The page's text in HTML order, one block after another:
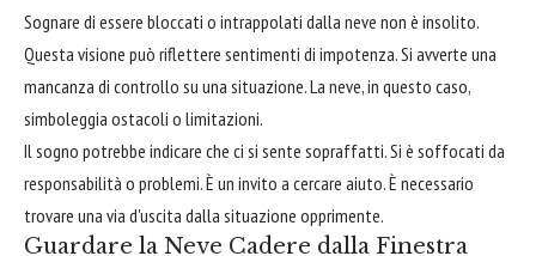
Sognare di essere bloccati o intrappolati dalla neve non è insolito.
Questa visione può riflettere sentimenti di impotenza. Si avverte una
mancanza di controllo su una situazione. La neve, in questo caso,
simboleggia ostacoli o limitazioni.
Il sogno potrebbe indicare che ci si sente sopraffatti. Si è soffocati da
responsabilità o problemi. È un invito a cercare aiuto. È necessario
trovare una via d'uscita dalla situazione opprimente.
Guardare la Neve Cadere dalla Finestra